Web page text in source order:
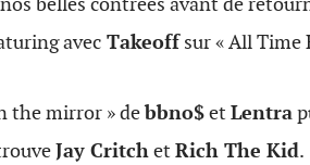
avec Takeoffsur « All Time
the mirror » debbno$et Lentra
Jay Critchet Rich The Kid.